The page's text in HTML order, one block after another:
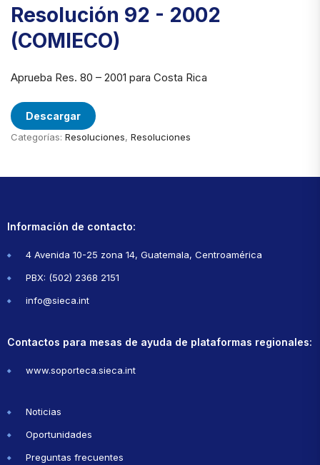
Resolución 92 - 2002
(COMIECO)
Aprueba Res. 80 – 2001 para Costa Rica
Descargar
Categorías: Resoluciones, Resoluciones
Información de contacto:
4 Avenida 10-25 zona 14, Guatemala, Centroamérica
PBX: (502) 2368 2151
info@sieca.int
Contactos para mesas de ayuda de plataformas regionales:
www.soporteca.sieca.int
Noticias
Oportunidades
Preguntas frecuentes